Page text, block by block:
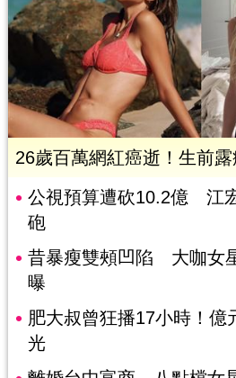
26歲百萬網紅癌逝！生前
公視預算遭砍10.2億 江
砲
昔暴瘦雙頰凹陷 大咖女
曝
肥大叔曾狂播17小時！億
光